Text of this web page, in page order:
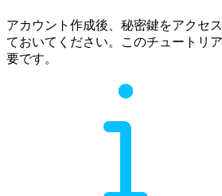
アカウント作成後、秘密鍵をアクセ
ておいてください。このチュートリ
要です。